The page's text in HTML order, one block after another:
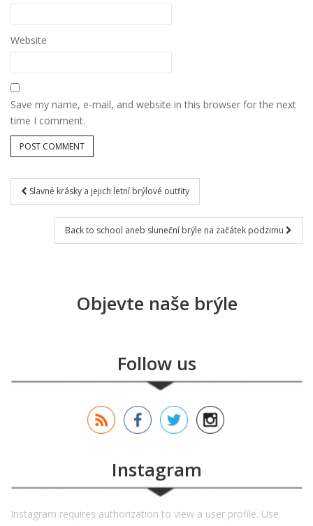
Website
Save my name, e-mail, and website in this browser for the next
time I comment.
Post navigation
Slavné krásky a jejich letní brýlové outfity
Back to school aneb sluneční brýle na začátek podzimu
Objevte naše brýle
Follow us
Instagram
Instagram requires authorization to view a user profile. Use